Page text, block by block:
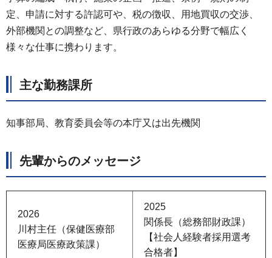
定、申請に対する許認可や、税の徴収、用地買収の交渉、
外部機関との調整など、県行政のあらゆる分野で幅広く
様々な仕事に携わります。
主な勤務課所
知事部局、教育委員会等の本庁又は出先機関
先輩からのメッセージ
2026
川村主任（保健医療部
医療局医療政策課）
2025
関係長（総務部財政課）
【社会人経験者採用選考
合格者】